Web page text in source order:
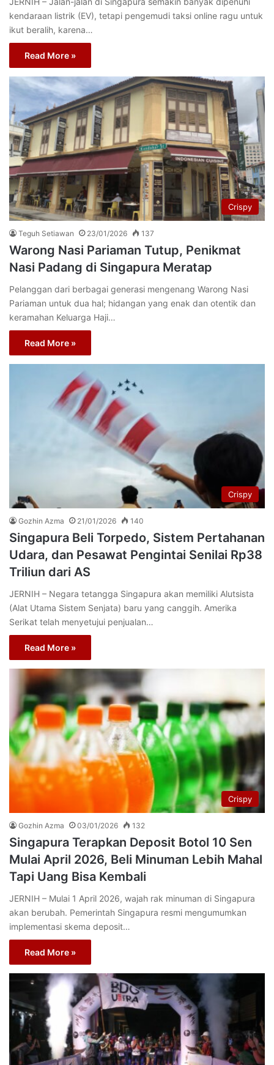
kendaraan listrik (EV), tetapi pengemudi taksi online ragu untuk
ikut beralih, karena…
Read More »
Crispy
Teguh Setiawan 23/01/2026 137
Warong Nasi Pariaman Tutup, Penikmat
Nasi Padang di Singapura Meratap
Pelanggan dari berbagai generasi mengenang Warong Nasi
Pariaman untuk dua hal; hidangan yang enak dan otentik dan
keramahan Keluarga Haji…
Read More »
Crispy
Gozhin Azma 21/01/2026 140
Singapura Beli Torpedo, Sistem Pertahanan
Udara, dan Pesawat Pengintai Senilai Rp38
Triliun dari AS
JERNIH – Negara tetangga Singapura akan memiliki Alutsista
(Alat Utama Sistem Senjata) baru yang canggih. Amerika
Serikat telah menyetujui penjualan…
Read More »
Crispy
Gozhin Azma 03/01/2026 132
Singapura Terapkan Deposit Botol 10 Sen
Mulai April 2026, Beli Minuman Lebih Mahal
Tapi Uang Bisa Kembali
JERNIH – Mulai 1 April 2026, wajah rak minuman di Singapura
akan berubah. Pemerintah Singapura resmi mengumumkan
implementasi skema deposit…
Read More »